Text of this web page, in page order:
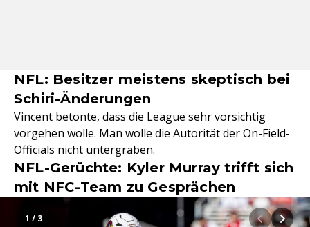
NFL: Besitzer meistens skeptisch bei
Schiri-Änderungen
Vincent betonte, dass die League sehr vorsichtig
vorgehen wolle. Man wolle die Autorität der On-Field-
Officials nicht untergraben.
NFL-Gerüchte: Kyler Murray trifft sich
mit NFC-Team zu Gesprächen
1 / 3